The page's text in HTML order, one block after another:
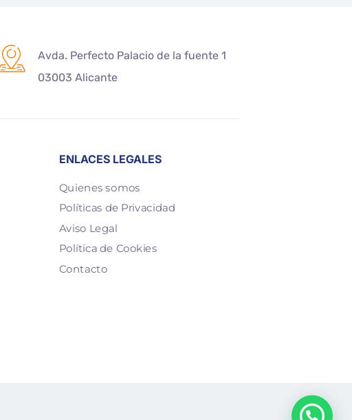
Avda. Perfecto Palacio de la fuente 1
03003 Alicante
ENLACES LEGALES
Quienes somos
Políticas de Privacidad
Aviso Legal
Política de Cookies
Contacto